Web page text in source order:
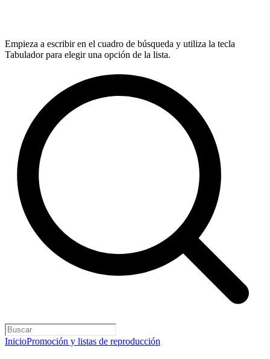
Empieza a escribir en el cuadro de búsqueda y utiliza la tecla
Tabulador para elegir una opción de la lista.
InicioPromoción y listas de reproducción